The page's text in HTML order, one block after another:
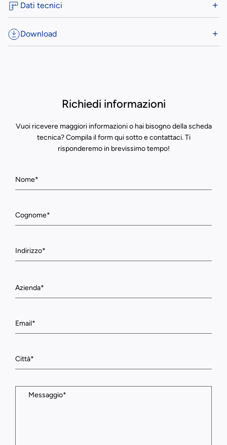
Dati tecnici
Download
Richiedi informazioni
Vuoi ricevere maggiori informazioni o hai bisogno della scheda
tecnica? Compila il form qui sotto e contattaci. Ti
risponderemo in brevissimo tempo!